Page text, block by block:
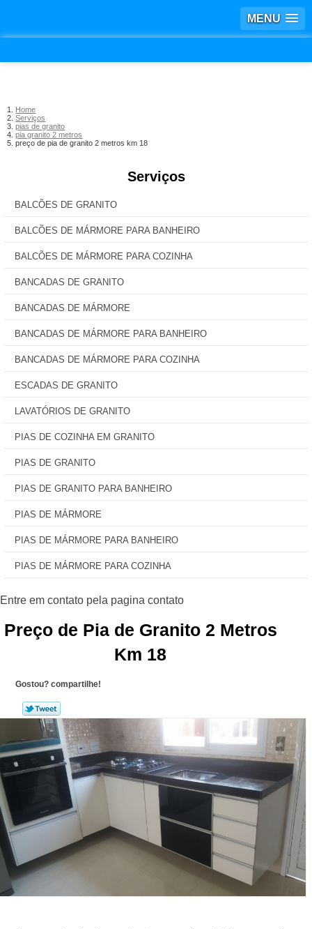
MENU
Home
Serviços
pias de granito
pia granito 2 metros
preço de pia de granito 2 metros km 18
Serviços
BALCÕES DE GRANITO
BALCÕES DE MÁRMORE PARA BANHEIRO
BALCÕES DE MÁRMORE PARA COZINHA
BANCADAS DE GRANITO
BANCADAS DE MÁRMORE
BANCADAS DE MÁRMORE PARA BANHEIRO
BANCADAS DE MÁRMORE PARA COZINHA
ESCADAS DE GRANITO
LAVATÓRIOS DE GRANITO
PIAS DE COZINHA EM GRANITO
PIAS DE GRANITO
PIAS DE GRANITO PARA BANHEIRO
PIAS DE MÁRMORE
PIAS DE MÁRMORE PARA BANHEIRO
PIAS DE MÁRMORE PARA COZINHA
Preço de Pia de Granito 2 Metros
Km 18
Gostou? compartilhe!